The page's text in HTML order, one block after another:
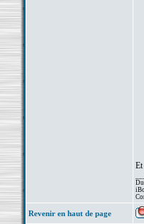
Revenir en haut de page